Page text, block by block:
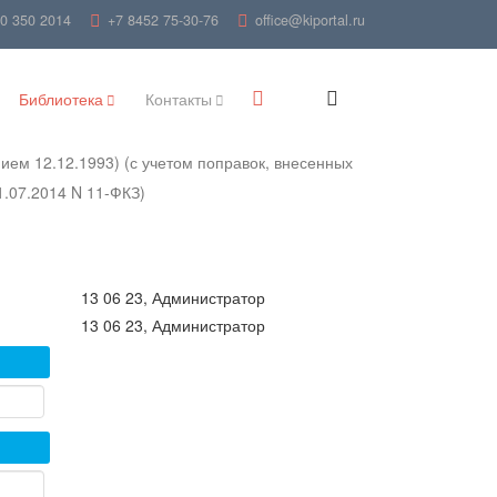
350 2014 +7 8452 75-30-76 office@kiportal.ru
Библиотека Контакты
12.12.1993) (с учетом поправок, внесенных
N 11-ФКЗ)
13 06 23, Администратор
13 06 23, Администратор